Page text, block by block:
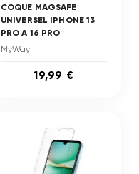
COQUE MAGSAFE
UNIVERSEL IPHONE 13
PRO A 16 PRO
MyWay
19,99 €